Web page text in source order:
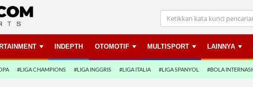
INDEPTH OTOMOTIF MULTISPORT LAINNYA
#LIGA CHAMPIONS #LIGA INGGRIS #LIGA ITALIA #LIGA SPANYOL #BOLA